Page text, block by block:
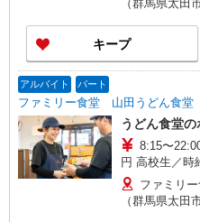
（群馬県太田
キープ
アルバイト パート
ファミリー食堂 山田うどん食堂
うどん食堂
8:15〜22:00／時給
円 高校生／時給1100円 日・祝日は時給50円アッ
プ！（9時〜
ファミリ
（群馬県太田